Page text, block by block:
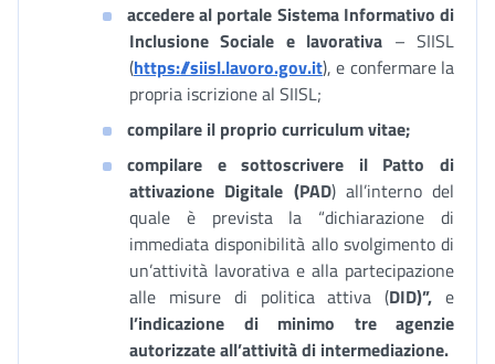
accedere al portale Sistema Informativo di
Inclusione Sociale e lavorativa – SIISL
(https://siisl.lavoro.gov.it), e confermare la
propria iscrizione al SIISL;
compilare il proprio curriculum vitae;
compilare e sottoscrivere il Patto di
attivazione Digitale (PAD) all’interno del
quale è prevista la “dichiarazione di
immediata disponibilità allo svolgimento di
un’attività lavorativa e alla partecipazione
alle misure di politica attiva (DID)”, e
l’indicazione di minimo tre agenzie
autorizzate all’attività di intermediazione.